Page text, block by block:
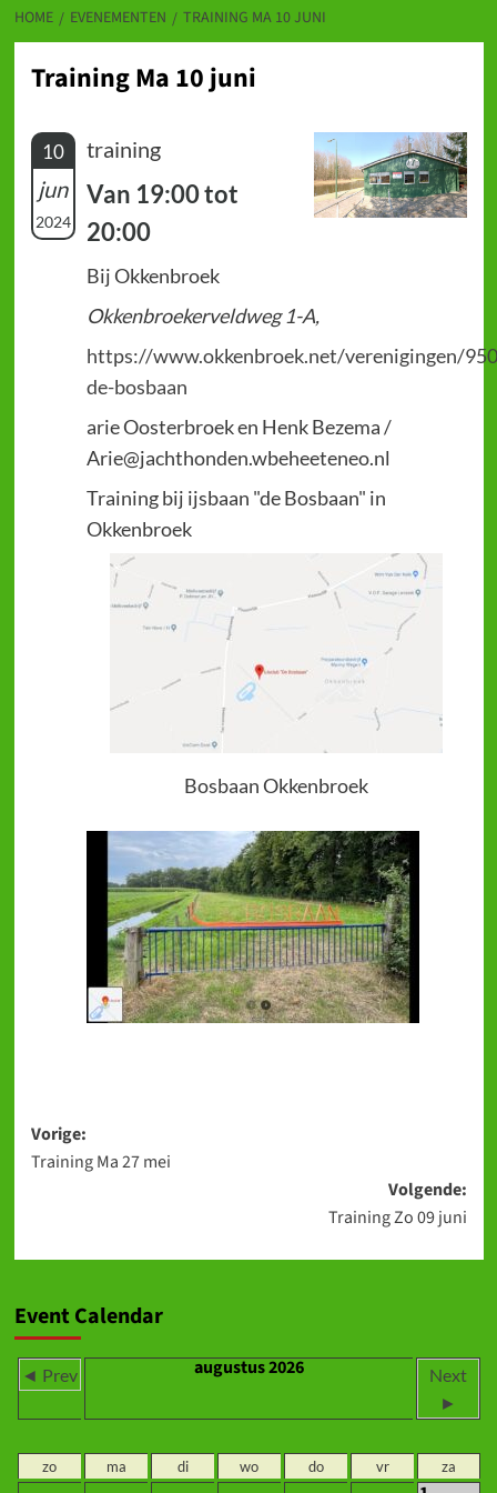
HOME EVENEMENTEN TRAINING MA 10 JUNI
Training Ma 10 juni
10
jun
2024
training
Van 19:00 tot
20:00
Bij Okkenbroek
Okkenbroekerveldweg 1-A,
https://www.okkenbroek.net/verenigingen/
de-bosbaan
arie Oosterbroek en Henk Bezema /
Arie@jachthonden.wbeheeteneo.nl
Training bij ijsbaan "de Bosbaan" in
Okkenbroek
Bosbaan Okkenbroek
Bericht
navigatie
Vorige:
Training Ma 27 mei
Volgende:
Training Zo 09 juni
Event Calendar
◄ Prev augustus 2026
Next
►
zo ma di wo do vr za